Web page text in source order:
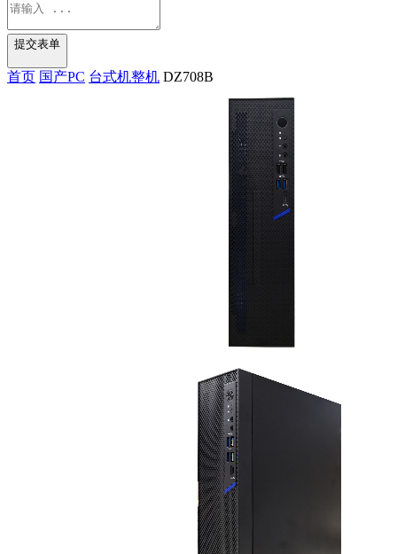
提交表单
首页 国产PC 台式机整机 DZ708B